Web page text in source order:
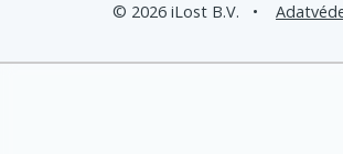
© 2026 iLost B.V. •